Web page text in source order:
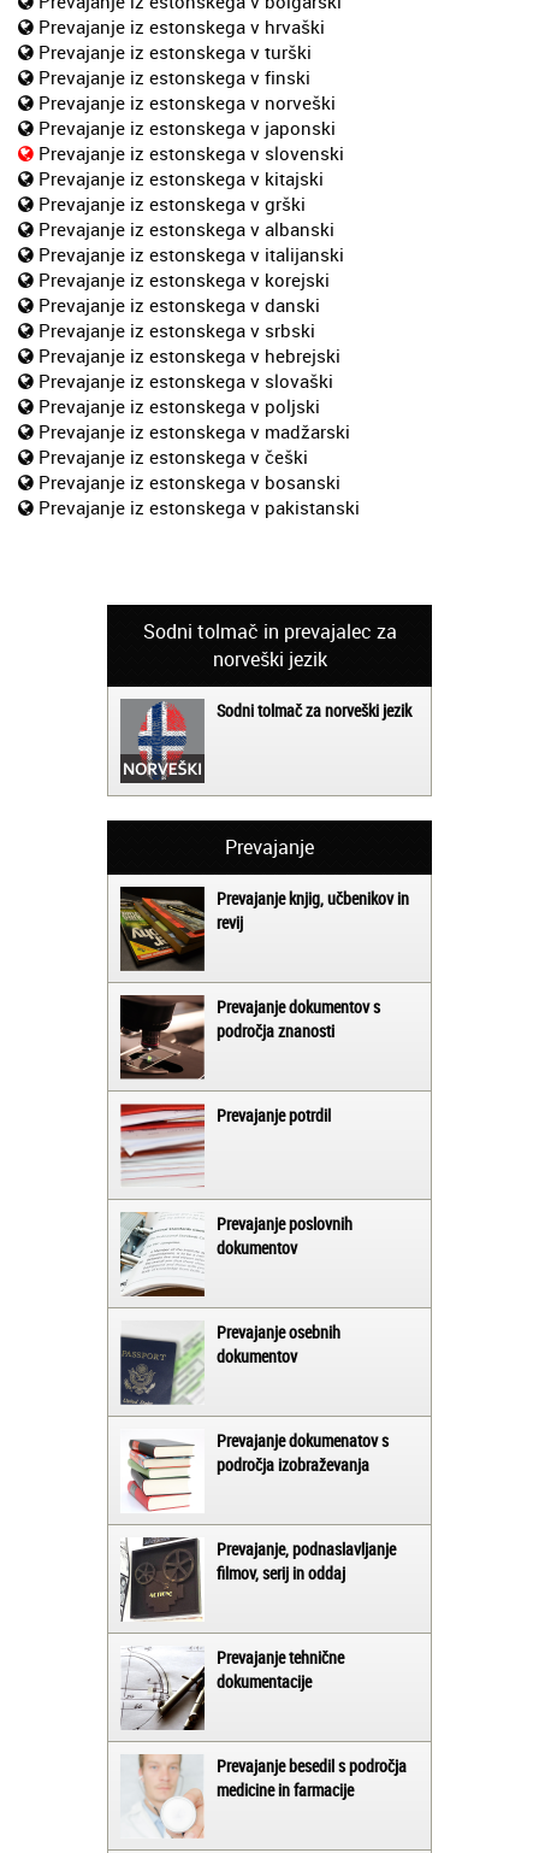
Prevajanje iz estonskega v hrvaški
Prevajanje iz estonskega v turški
Prevajanje iz estonskega v finski
Prevajanje iz estonskega v norveški
Prevajanje iz estonskega v japonski
Prevajanje iz estonskega v slovenski
Prevajanje iz estonskega v kitajski
Prevajanje iz estonskega v grški
Prevajanje iz estonskega v albanski
Prevajanje iz estonskega v italijanski
Prevajanje iz estonskega v korejski
Prevajanje iz estonskega v danski
Prevajanje iz estonskega v srbski
Prevajanje iz estonskega v hebrejski
Prevajanje iz estonskega v slovaški
Prevajanje iz estonskega v poljski
Prevajanje iz estonskega v madžarski
Prevajanje iz estonskega v češki
Prevajanje iz estonskega v bosanski
Prevajanje iz estonskega v pakistanski
Sodni tolmač in prevajalec za
norveški jezik
Sodni tolmač za norveški jezik
Prevajanje
Prevajanje knjig, učbenikov in
revij
Prevajanje dokumentov s
področja znanosti
Prevajanje potrdil
Prevajanje poslovnih
dokumentov
Prevajanje osebnih
dokumentov
Prevajanje dokumenatov s
področja izobraževanja
Prevajanje, podnaslavljanje
filmov, serij in oddaj
Prevajanje tehnične
dokumentacije
Prevajanje besedil s področja
medicine in farmacije